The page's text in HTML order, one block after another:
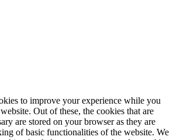
to improve your experience while you
Out of these, the cookies that are
are stored on your browser as they are
of basic functionalities of the website. We